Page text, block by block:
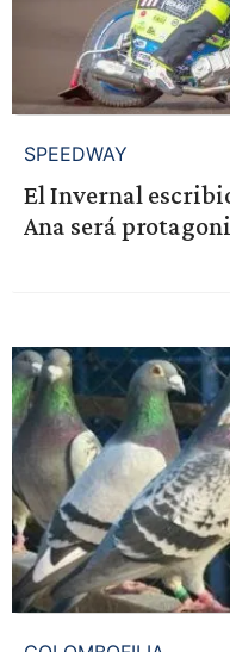
SPEEDWAY
El Invernal
Ana será